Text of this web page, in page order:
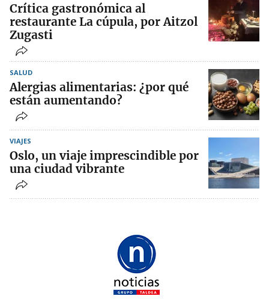
Crítica gastronómica al
restaurante La cúpula, por Aitzol
Zugasti
SALUD
Alergias alimentarias: ¿por qué
están aumentando?
VIAJES
Oslo, un viaje imprescindible por
una ciudad vibrante